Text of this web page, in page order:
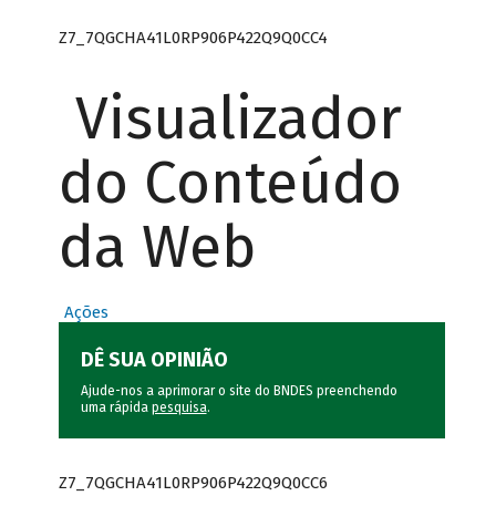
Z7_7QGCHA41L0RP906P422Q9Q0CC4
Visualizador
do Conteúdo
da Web
Ações
DÊ SUA OPINIÃO
Ajude-nos a aprimorar o site do BNDES preenchendo
uma rápida pesquisa.
Z7_7QGCHA41L0RP906P422Q9Q0CC6